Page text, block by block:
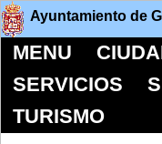
Ayuntamiento de
MENU
SERVICIOS
TURISMO